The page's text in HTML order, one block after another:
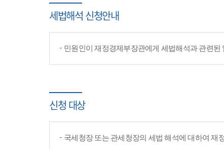
세법해석 신청안내
민원인이 재정경제부장관에게 세법해석과 관련
신청 대상
국세청장 또는 관세청장의 세법 해석에 대하여 재